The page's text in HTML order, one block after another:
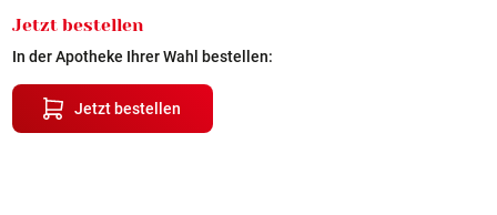
Jetzt bestellen
In der Apotheke Ihrer Wahl bestellen:
Jetzt bestellen